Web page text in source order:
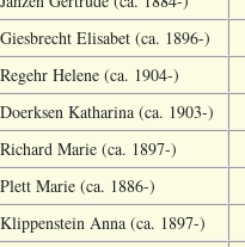
Giesbrecht Elisabet (ca. 1896-)
Regehr Helene (ca. 1904-)
Doerksen Katharina (ca. 1903-)
Richard Marie (ca. 1897-)
Plett Marie (ca. 1886-)
Klippenstein Anna (ca. 1897-)